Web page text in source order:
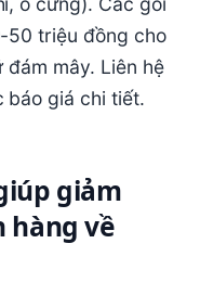
50 triệu đồng cho
mây. Liên hệ
báo giá chi tiết.
giảm
hàng về